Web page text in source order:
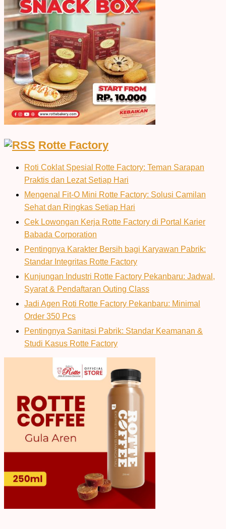
Rotte Factory
Roti Coklat Spesial Rotte Factory: Teman Sarapan
Praktis dan Lezat Setiap Hari
Mengenal Fit-O Mini Rotte Factory: Solusi Camilan
Sehat dan Ringkas Setiap Hari
Cek Lowongan Kerja Rotte Factory di Portal Karier
Babada Corporation
Pentingnya Karakter Bersih bagi Karyawan Pabrik:
Standar Integritas Rotte Factory
Kunjungan Industri Rotte Factory Pekanbaru: Jadwal,
Syarat & Pendaftaran Outing Class
Jadi Agen Roti Rotte Factory Pekanbaru: Minimal
Order 350 Pcs
Pentingnya Sanitasi Pabrik: Standar Keamanan &
Studi Kasus Rotte Factory